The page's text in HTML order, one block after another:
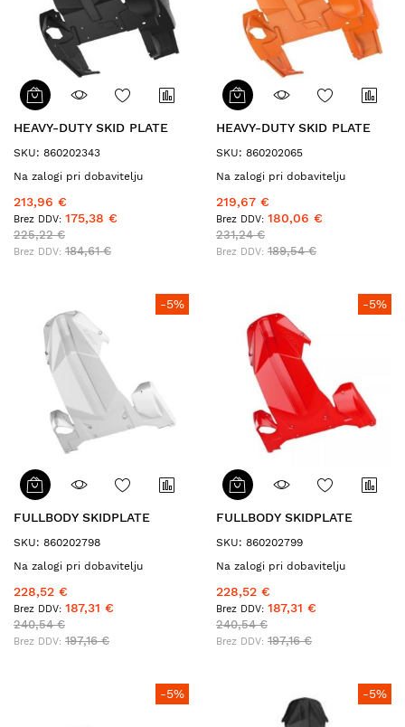
HEAVY-DUTY SKID PLATE
SKU: 860202343
Na zalogi pri dobavitelju
213,96 €
175,38 €
225,22 €
184,61 €
HEAVY-DUTY SKID PLATE
SKU: 860202065
Na zalogi pri dobavitelju
219,67 €
180,06 €
231,24 €
189,54 €
-5%
FULLBODY SKIDPLATE
SKU: 860202798
Na zalogi pri dobavitelju
228,52 €
187,31 €
240,54 €
197,16 €
-5%
FULLBODY SKIDPLATE
SKU: 860202799
Na zalogi pri dobavitelju
228,52 €
187,31 €
240,54 €
197,16 €
-5% -5%